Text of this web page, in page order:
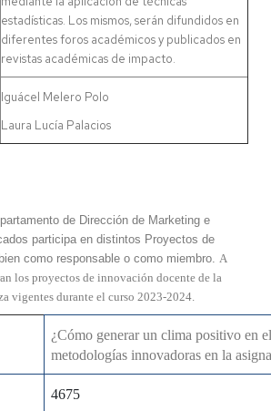
estadísticas. Los mismos, serán difundidos en
diferentes foros académicos y publicados en
revistas académicas de impacto.
Iguácel Melero Polo
Laura Lucía Palacios
de Dirección de Marketing e
participa en distintos Proyectos de
como responsable o como miembro. A
los proyectos de innovación docente de la
vigentes durante el curso 2023-2024.
¿Cómo generar un clima positivo en
metodologías innovadoras en la
4675